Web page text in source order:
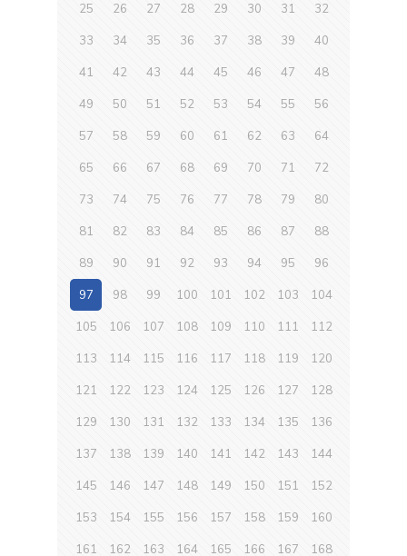
25 26 27 28 29 30 31 32
33 34 35 36 37 38 39 40
41 42 43 44 45 46 47 48
49 50 51 52 53 54 55 56
57 58 59 60 61 62 63 64
65 66 67 68 69 70 71 72
73 74 75 76 77 78 79 80
81 82 83 84 85 86 87 88
89 90 91 92 93 94 95 96
97 98 99 100 101 102 103 104
105 106 107 108 109 110 111 112
113 114 115 116 117 118 119 120
121 122 123 124 125 126 127 128
129 130 131 132 133 134 135 136
137 138 139 140 141 142 143 144
145 146 147 148 149 150 151 152
153 154 155 156 157 158 159 160
161 162 163 164 165 166 167 168